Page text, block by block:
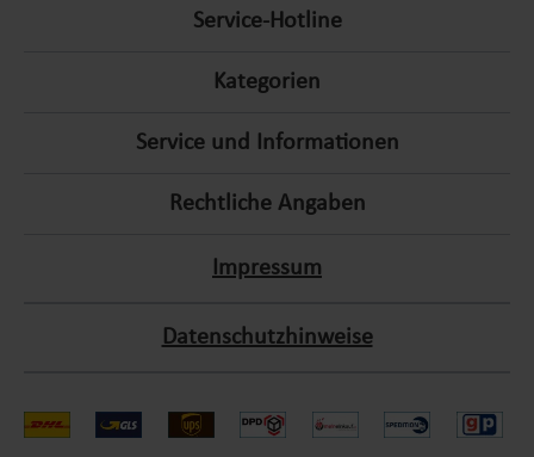
Service-Hotline
Kategorien
Service und Informationen
Rechtliche Angaben
Impressum
Datenschutzhinweise